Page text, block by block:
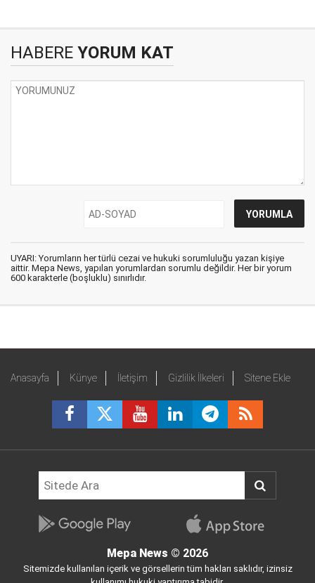
HABERE YORUM KAT
UYARI: Yorumların her türlü cezai ve hukuki sorumluluğu yazan kişiye
aittir. Mepa News, yapılan yorumlardan sorumlu değildir. Her bir yorum
600 karakterle (boşluklu) sınırlıdır.
Anasayfa Künye İletişim Gizlilik İlkeleri Sitene Ekle
Mepa News © 2026
Sitemizde kullanılan içerik ve görsellerin tüm hakları saklıdır, izinsiz